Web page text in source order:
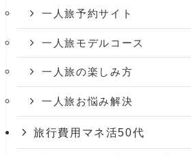
一人旅予約サイト
一人旅モデルコース
一人旅の楽しみ方
一人旅お悩み解決
旅行費用マネ活50代